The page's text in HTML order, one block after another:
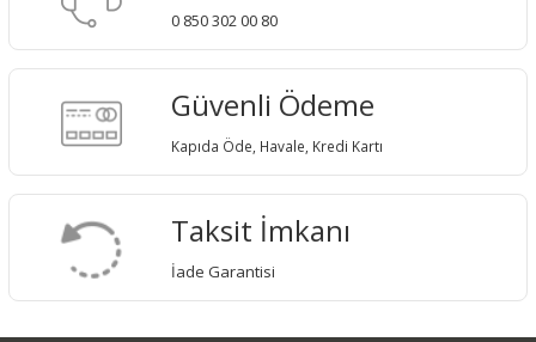
0 850 302 00 80
Güvenli Ödeme
Kapıda Öde, Havale, Kredi Kartı
Taksit İmkanı
İade Garantisi